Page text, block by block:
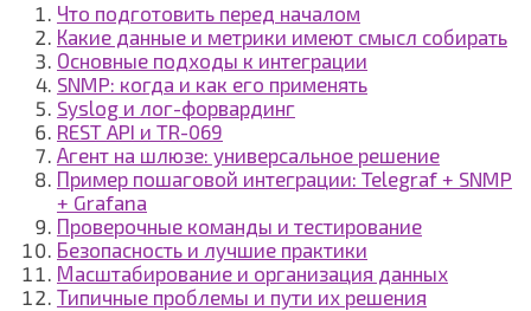
Что подготовить перед началом
Какие данные и метрики имеют смысл собирать
Основные подходы к интеграции
SNMP: когда и как его применять
Syslog и лог-форвардинг
REST API и TR-069
Агент на шлюзе: универсальное решение
Пример пошаговой интеграции: Telegraf + SNMP
+ Grafana
Проверочные команды и тестирование
Безопасность и лучшие практики
Масштабирование и организация данных
Типичные проблемы и пути их решения